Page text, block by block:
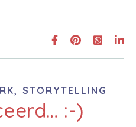
, STORYTELLING
:-)